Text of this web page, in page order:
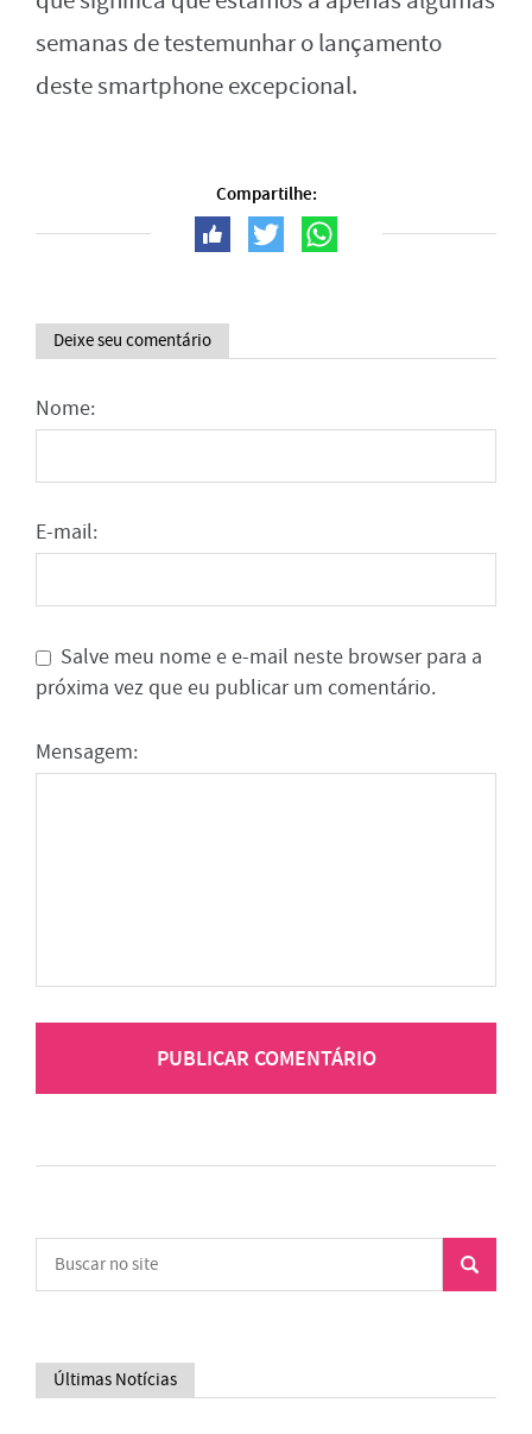
semanas de testemunhar o lançamento
deste smartphone excepcional.
Compartilhe:
Deixe seu comentário
Nome:
E-mail:
Salve meu nome e e-mail neste browser para a
próxima vez que eu publicar um comentário.
Mensagem:
Últimas Notícias